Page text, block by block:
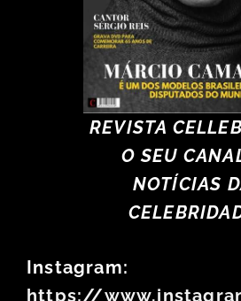
REVISTA
O SEU
NOTÍCIAS
Instagram:
https://